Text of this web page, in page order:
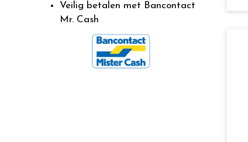
Veilig betalen met Bancontact
Mr. Cash